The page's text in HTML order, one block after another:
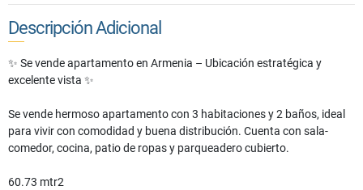
Descripción Adicional
✨ Se vende apartamento en Armenia – Ubicación estratégica y
excelente vista ✨
Se vende hermoso apartamento con 3 habitaciones y 2 baños, ideal
para vivir con comodidad y buena distribución. Cuenta con sala-
comedor, cocina, patio de ropas y parqueadero cubierto.
60.73 mtr2